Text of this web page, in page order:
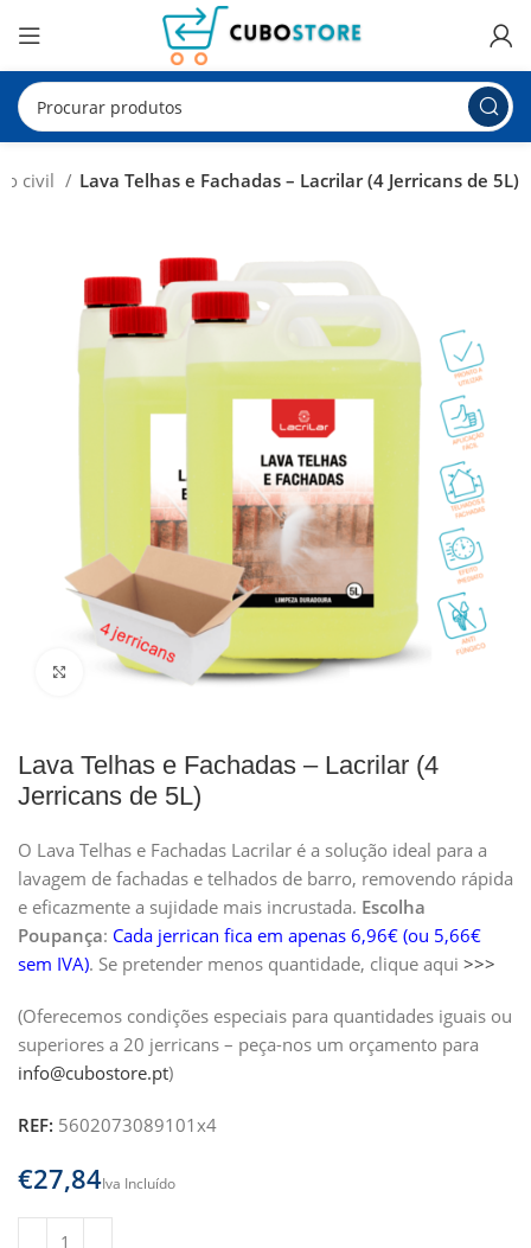
civil Lava Telhas e Fachadas – Lacrilar (4 Jerricans de 5L)
Clique para ampliar
Lava Telhas e Fachadas – Lacrilar (4
Jerricans de 5L)
O Lava Telhas e Fachadas Lacrilar é a solução ideal para a
lavagem de fachadas e telhados de barro, removendo rápida
e eficazmente a sujidade mais incrustada. Escolha
Poupança: Cada jerrican fica em apenas 6,96€ (ou 5,66€
sem IVA). Se pretender menos quantidade, clique aqui>>>
(Oferecemos condições especiais para quantidades iguais ou
superiores a 20 jerricans – peça-nos um orçamento para
info@cubostore.pt)
REF: 5602073089101x4
€